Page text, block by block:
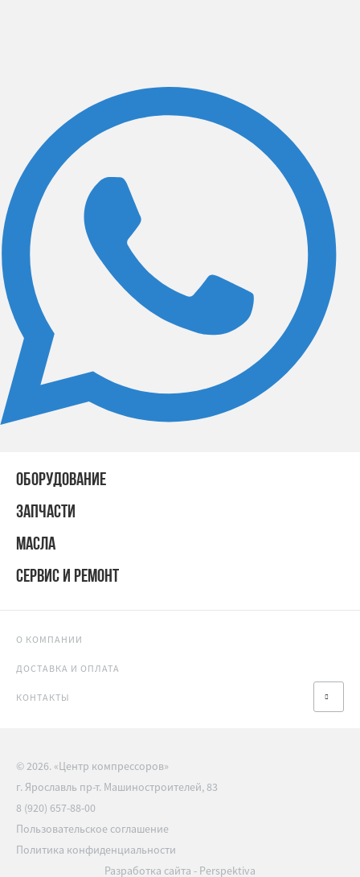
ОБОРУДОВАНИЕ
ЗАПЧАСТИ
МАСЛА
СЕРВИС И РЕМОНТ
О КОМПАНИИ
ДОСТАВКА И ОПЛАТА
КОНТАКТЫ
© 2026. «Центр компрессоров»
г. Ярославль пр-т. Машиностроителей, 83
8 (920) 657-88-00
Пользовательское соглашение
Политика конфиденциальности
Разработка сайта - Perspektiva